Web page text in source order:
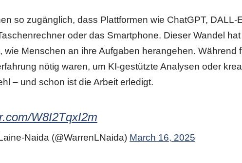
so zugänglich, dass Plattformen wie ChatGPT,
oder das Smartphone. Dieser Wandel
wie Menschen an ihre Aufgaben herangehen.
nötig waren, um KI-gestützte Analysen oder
– und schon ist die Arbeit erledigt.
W8I2TqxI2m
Naida (@WarrenLNaida) March 16, 2025